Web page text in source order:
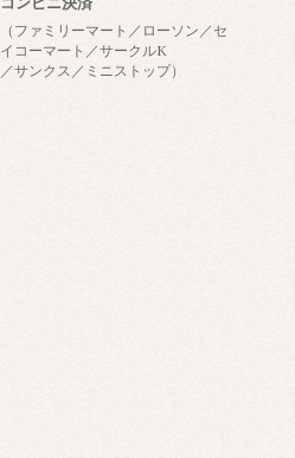
（ファミリーマート／ローソン／セ
イコーマート／サークルK
／サンクス／ミニストップ）